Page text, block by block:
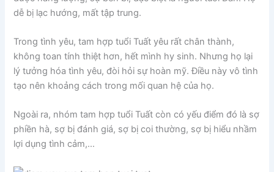
dễ bị lạc hướng, mất tập trung.
Trong tình yêu, tam hợp tuổi Tuất yêu rất chân thành,
không toan tính thiệt hơn, hết mình hy sinh. Nhưng họ lại
lý tưởng hóa tình yêu, đòi hỏi sự hoàn mỹ. Điều này vô tình
tạo nên khoảng cách trong mối quan hệ của họ.
Ngoài ra, nhóm tam hợp tuổi Tuất còn có yếu điểm đó là sợ
phiền hà, sợ bị đánh giá, sợ bị coi thường, sợ bị hiểu nhầm
lợi dụng tình cảm,…